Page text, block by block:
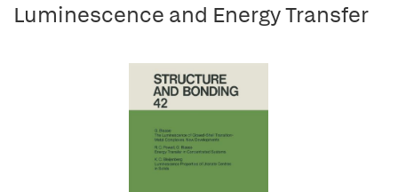
Luminescence and Energy Transfer